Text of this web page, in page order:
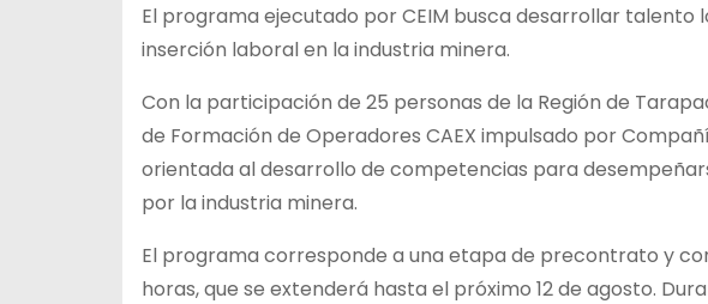
El programa ejecutado por CEIM busca desarrollar talento
inserción laboral en la industria minera.
Con la participación de 25 personas de la Región de
de Formación de Operadores CAEX impulsado por
orientada al desarrollo de competencias para
por la industria minera.
El programa corresponde a una etapa de precontrato y
horas, que se extenderá hasta el próximo 12 de agosto.